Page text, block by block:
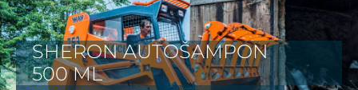
SHERON AUTOŠAMPON
500 ML